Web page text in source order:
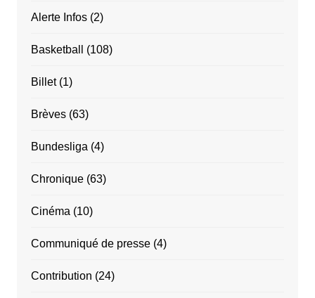
Alerte Infos(2)
Basketball (108)
Billet(1)
Brèves(63)
Bundesliga (4)
Chronique(63)
Cinéma (10)
Communiqué de presse(4)
Contribution (24)